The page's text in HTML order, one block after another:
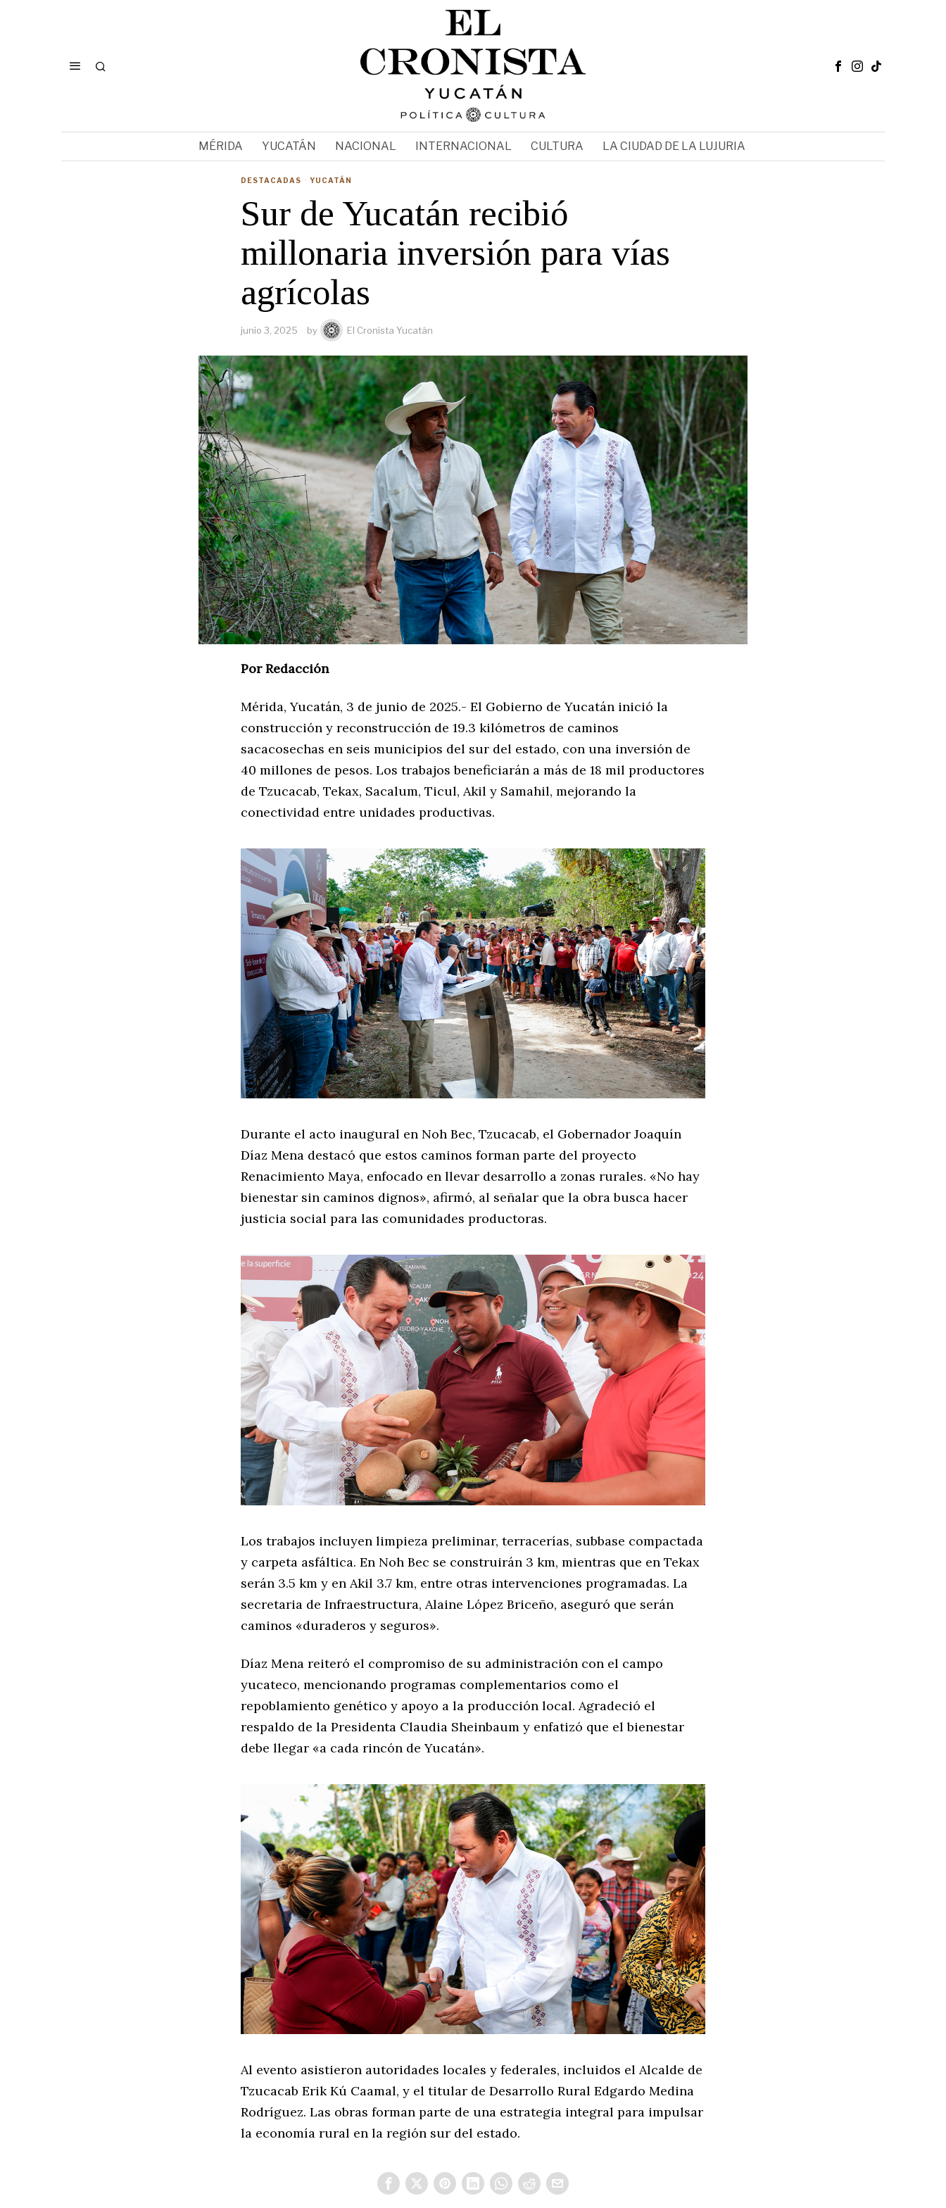
MÉRIDA YUCATÁN NACIONAL INTERNACIONAL CULTURA LA CIUDAD DE LA LUJURIA
DESTACADAS · YUCATÁN
Sur de Yucatán recibió
millonaria inversión para vías
agrícolas
junio 3, 2025 by El Cronista Yucatán
Por Redacción
Mérida, Yucatán, 3 de junio de 2025.- El Gobierno de Yucatán inició la
construcción y reconstrucción de 19.3 kilómetros de caminos
sacacosechas en seis municipios del sur del estado, con una inversión de
40 millones de pesos. Los trabajos beneficiarán a más de 18 mil productores
de Tzucacab, Tekax, Sacalum, Ticul, Akil y Samahil, mejorando la
conectividad entre unidades productivas.
Durante el acto inaugural en Noh Bec, Tzucacab, el Gobernador Joaquín
Díaz Mena destacó que estos caminos forman parte del proyecto
Renacimiento Maya, enfocado en llevar desarrollo a zonas rurales. «No hay
bienestar sin caminos dignos», afirmó, al señalar que la obra busca hacer
justicia social para las comunidades productoras.
Los trabajos incluyen limpieza preliminar, terracerías, subbase compactada
y carpeta asfáltica. En Noh Bec se construirán 3 km, mientras que en Tekax
serán 3.5 km y en Akil 3.7 km, entre otras intervenciones programadas. La
secretaria de Infraestructura, Alaine López Briceño, aseguró que serán
caminos «duraderos y seguros».
Díaz Mena reiteró el compromiso de su administración con el campo
yucateco, mencionando programas complementarios como el
repoblamiento genético y apoyo a la producción local. Agradeció el
respaldo de la Presidenta Claudia Sheinbaum y enfatizó que el bienestar
debe llegar «a cada rincón de Yucatán».
Al evento asistieron autoridades locales y federales, incluidos el Alcalde de
Tzucacab Erik Kú Caamal, y el titular de Desarrollo Rural Edgardo Medina
Rodríguez. Las obras forman parte de una estrategia integral para impulsar
la economía rural en la región sur del estado.